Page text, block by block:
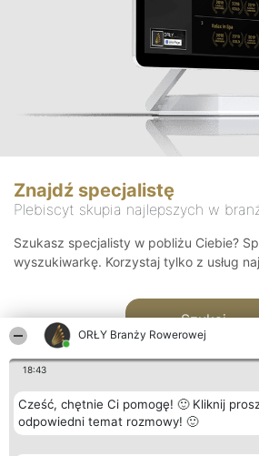
ORŁY Branży Rowerowej
18:43
Cześć, chętnie Ci pomogę! 🙂 Kliknij
odpowiedni temat rozmowy! 🙂
Znajdź specjalistę
Plebiscyt skupia najlepszych w
Szukasz specjalisty w pobliżu Ciebie?
wyszukiwarkę. Korzystaj tylko z usług
Szukaj
Organizator plebiscytu Plebiscyt